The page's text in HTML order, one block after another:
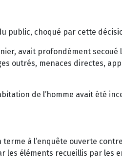
public, choqué par cette
avait profondément
outrés, menaces directes,
de l’homme avait été
à l’enquête ouverte
les éléments recueillis par les